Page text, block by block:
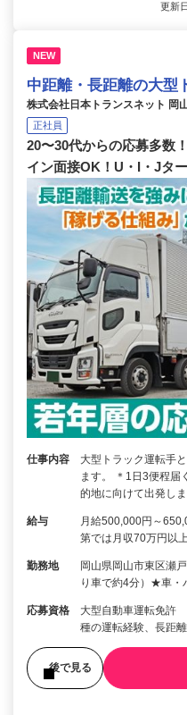
更新
NEW
中距離・長距離の大型
株式会社日本トランスネット 岡
正社員
20〜30代からの応募多数
イン面接OK！U・I・Jタ
仕事内容
大型トラック運転手
ます。 ＊1日3便程届
的地に向けて出発し
給与
月給500,000円～
第では月収70万円以
勤務地
岡山県岡山市東区瀬
り車で約4分）★車・
応募資格
大型自動車運転免
種の運転経験、長距
後で見る